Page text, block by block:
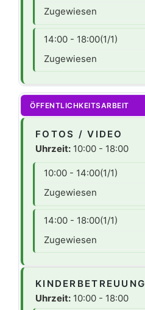
Zugewiesen
14:00 - 18:00(1/1)
Zugewiesen
ÖFFENTLICHKEITSARBEIT
FOTOS / VIDEO
Uhrzeit: 10:00 - 18:00
10:00 - 14:00(1/1)
Zugewiesen
14:00 - 18:00(1/1)
Zugewiesen
KINDERBETREUUNG
Uhrzeit: 10:00 - 18:00